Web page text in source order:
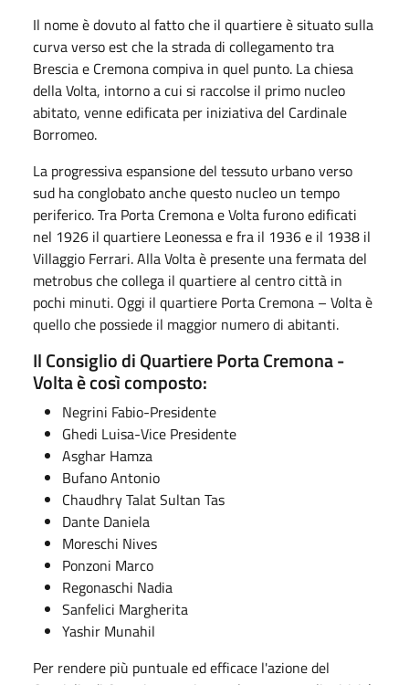
Il nome è dovuto al fatto che il quartiere è situato sulla
curva verso est che la strada di collegamento tra
Brescia e Cremona compiva in quel punto. La chiesa
della Volta, intorno a cui si raccolse il primo nucleo
abitato, venne edificata per iniziativa del Cardinale
Borromeo.
La progressiva espansione del tessuto urbano verso
sud ha conglobato anche questo nucleo un tempo
periferico. Tra Porta Cremona e Volta furono edificati
nel 1926 il quartiere Leonessa e fra il 1936 e il 1938 il
Villaggio Ferrari. Alla Volta è presente una fermata del
metrobus che collega il quartiere al centro città in
pochi minuti. Oggi il quartiere Porta Cremona – Volta è
quello che possiede il maggior numero di abitanti.
Il Consiglio di Quartiere Porta Cremona -
Volta è così composto:
Negrini Fabio-Presidente
Ghedi Luisa-Vice Presidente
Asghar Hamza
Bufano Antonio
Chaudhry Talat Sultan Tas
Dante Daniela
Moreschi Nives
Ponzoni Marco
Regonaschi Nadia
Sanfelici Margherita
Yashir Munahil
Per rendere più puntuale ed efficace l'azione del